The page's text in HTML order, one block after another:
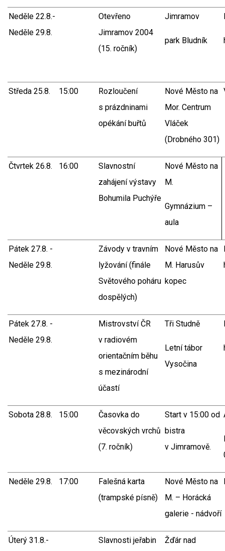
Neděle 22.8.-
Neděle 29.8.
Otevřeno
Jimramov 2004
(15. ročník)
Jimramov
park Bludník
Středa 25.8. 15:00
Rozloučení
s prázdninami
opékání buřtů
Nové Město na
Mor. Centrum
Vláček
(Drobného 301)
Čtvrtek 26.8. 16:00
Slavnostní
zahájení výstavy
Bohumila Puchýře
Nové Město na
M.
Gymnázium –
aula
Pátek 27.8. -
Neděle 29.8.
Závody v travním
lyžování (finále
Světového poháru
dospělých)
Nové Město na
M. Harusův
kopec
Pátek 27.8. -
Neděle 29.8.
Mistrovství ČR
v radiovém
orientačním běhu
s mezinárodní
účastí
Tři Studně
Letní tábor
Vysočina
Sobota 28.8. 15:00
Časovka do
věcovských vrchů
(7. ročník)
Start v 15:00 od
bistra
v Jimramově.
Neděle 29.8. 17:00
Falešná karta
(trampské písně)
Nové Město na
M. – Horácká
galerie - nádvoří
Úterý 31.8.-
Slavnosti jeřabin
Žďár nad